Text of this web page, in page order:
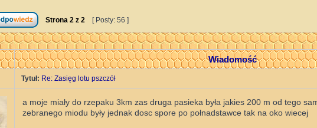
Strona 2 z 2 [ Posty: 56 ]
Wiadomość
Tytuł: Re: Zasięg lotu pszczół
a moje miały do rzepaku 3km zas druga pasieka była jakies 200 m od tego
zebranego miodu były jednak dosc spore po połnadstawce tak na oko wiecej